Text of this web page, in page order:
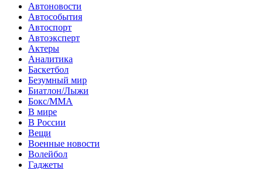
Автоновости
Автособытия
Автоспорт
Автоэксперт
Актеры
Аналитика
Баскетбол
Безумный мир
Биатлон/Лыжи
Бокс/MMA
В мире
В России
Вещи
Военные новости
Волейбол
Гаджеты